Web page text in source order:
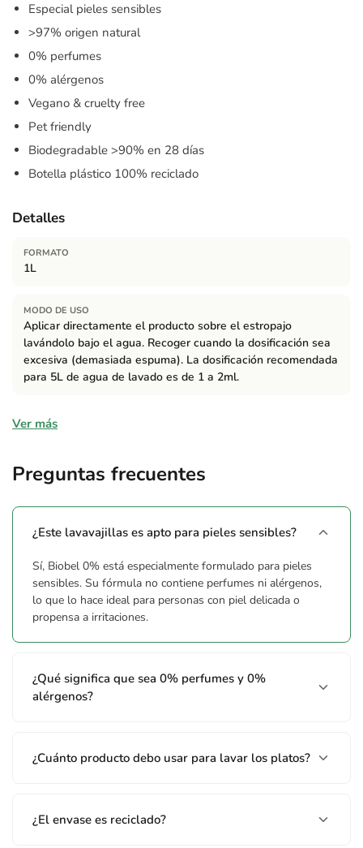
Especial pieles sensibles
>97% origen natural
0% perfumes
0% alérgenos
Vegano & cruelty free
Pet friendly
Biodegradable >90% en 28 días
Botella plástico 100% reciclado
Detalles
FORMATO
1L
MODO DE USO
Aplicar directamente el producto sobre el estropajo
lavándolo bajo el agua. Recoger cuando la dosificación sea
excesiva (demasiada espuma). La dosificación recomendada
para 5L de agua de lavado es de 1 a 2ml.
Composición
son de origen natural. El 25,6% de los ingredientes de origen
Advertencias
CASO DE CONTACTO CON LOS OJOS: Enjuagar con agua
cuidadosamente durante varios minutos. Quitar las lentes de
contacto, si lleva y resulta fácil. Seguir enjuagando. Si persiste
la irritación ocular: Consultar a un médico. En caso de
accidente, consultar al Servicio Médico de Información
Ver más
Preguntas frecuentes
¿Este lavavajillas es apto para pieles sensibles?
Sí, Biobel 0% está especialmente formulado para pieles
sensibles. Su fórmula no contiene perfumes ni alérgenos,
lo que lo hace ideal para personas con piel delicada o
propensa a irritaciones.
¿Qué significa que sea 0% perfumes y 0%
alérgenos?
¿Cuánto producto debo usar para lavar los platos?
¿El envase es reciclado?